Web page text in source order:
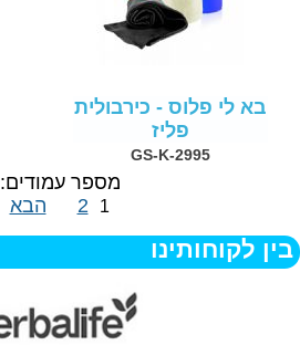
בא לי פלוס - כירבולית
פליז
GS-K-2995
מספר עמודים: 2
1
2 הבא
בין לקוחותינו